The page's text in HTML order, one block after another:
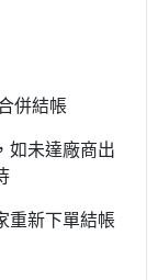
併結帳
如未達廠商出
重新下單結帳